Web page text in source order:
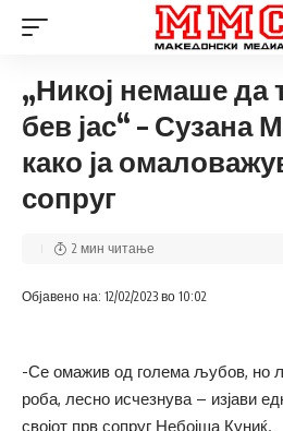
„Никој немаше да
бев јас“ – Сузана
како ја
сопруг
Објавено на: 12/02/2023 во 10:02
2 мин читање
-Се омажив од голема љубов, но
роба, лесно исчезнува – изјави
својот прв сопруг Небојша Куниќ.